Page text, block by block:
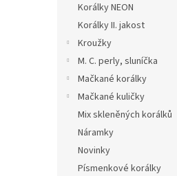
Korálky NEON
Korálky II. jakost
Kroužky
M. C. perly, sluníčka
Mačkané korálky
Mačkané kuličky
Mix skleněných korálků
Náramky
Novinky
Písmenkové korálky